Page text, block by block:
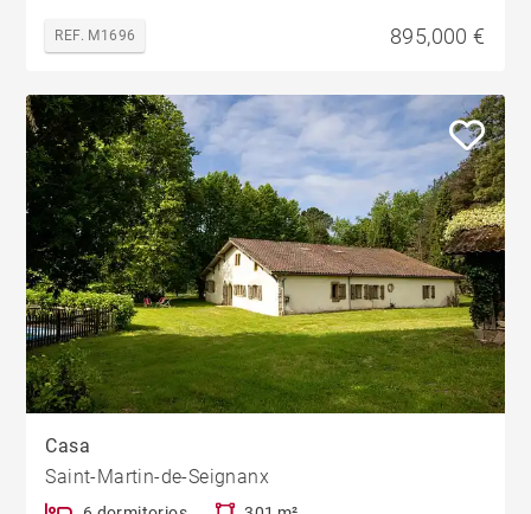
REF. M1696 895,000 €
Casa
Saint-Martin-de-Seignanx